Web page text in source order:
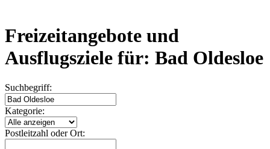
Freizeitangebote und
Ausflugsziele für: Bad Oldesloe
Suchbegriff:
Kategorie:
Postleitzahl oder Ort: